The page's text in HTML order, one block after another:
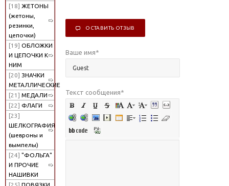
[18] ЖЕТОНЫ
(жетоны,
резинки,
цепочки)
[19] ОБЛОЖКИ
И ЦЕПОЧКИ К
НИМ
[20] ЗНАЧКИ
МЕТАЛЛИЧЕСКИЕ
[21] МЕДАЛИ
[22] ФЛАГИ
[23]
ШЕЛКОГРАФИЯ
(шевроны и
вымпелы)
[24] "ФОЛЬГА"
И ПРОЧИЕ
НАШИВКИ
ОСТАВИТЬ ОТЗЫВ
Ваше имя*
Текст сообщения*